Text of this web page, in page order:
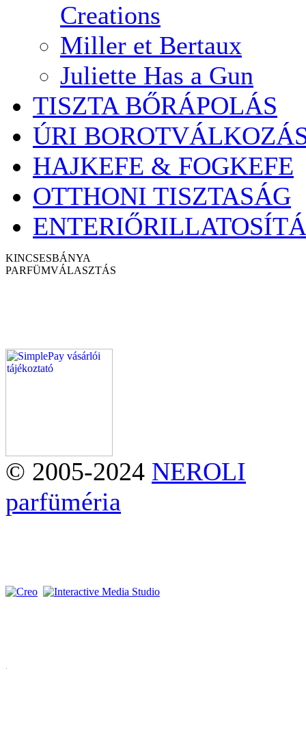
Creations
Miller et Bertaux
Juliette Has a Gun
TISZTA BŐRÁPOLÁS
ÚRI
HAJKEFE & FOGKEFE
OTTHONI TISZTASÁG
KINCSESBÁNYA
PARFÜMVÁLASZTÁS
© 2005-2024 NEROLI
parfüméria